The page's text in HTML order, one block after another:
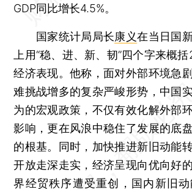
GDP同比增长4.5%。
国家统计局局长康义在当日国
上用“稳、进、新、韧”四个字来概
经济表现。他称，面对外部环境急
难挑战增多的复杂严峻形势，中国
为的宏观政策，不仅有效化解外部
影响，更在风浪中稳住了发展的底
的根基。同时，加快推进新旧动能
开放走深走实，经济呈现向优向好
界经贸秩序遭受重创，国内新旧